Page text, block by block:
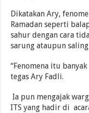
Dikatakan Ary,
Ramadan seperti
sahur dengan cara
sarung ataupun
“Fenomena itu
tegas Ary Fadli.
Ia pun mengajak
ITS yang hadir di